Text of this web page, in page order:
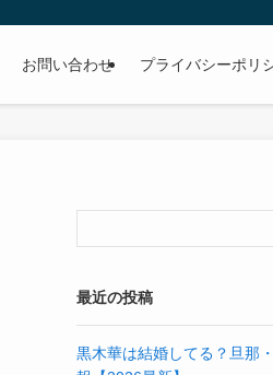
お問い合わせ プライバシーポリ
最近の投稿
黒木華は結婚してる？旦那